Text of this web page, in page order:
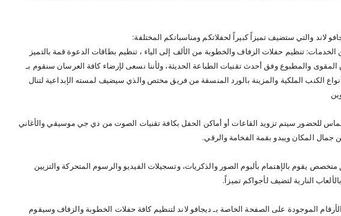
لاند والتي ستضيف تميزاً كبيراً لحفلاتكم ومناسباتكم المختلفة:
الخدمات: تنظيم حفلات الزفاف والخطوبة من الألف إلى الياء ، تنظيم بطاقات الدعوة قمة بالتميز
والمطبوع وفق أحدث تقنيات الطباعة الحديثة، ولأننا نسعى لإرضاء كافة العرسان سنقوم بـ
الكنب الملكية والمزينة بالورد المنسقة من فريق مختص والذي سيضيف لمسته الإبداعية لتنال
للحضور سيتم تزويد القاعات أو أماكن الحفل بكافة تقنيات الصوت من دي جي موسيقي والأغاني
جمال المكان ويبدو بقمة الفخامة والرقي.
متخصص يقوم بالإهتمام بألبوم الصور والذكريات، وتسجيلات الفيديو والرسوم المتحركة والتزيين
النارية لتضيف لأجواكم تميزاً.
الأرقام الموجودة على الصفحة الخاصة بـ ديجافو لاند لتنظيم كافة حفلات الخطوبة والزفاف وسيقوم